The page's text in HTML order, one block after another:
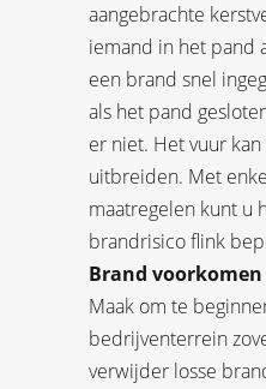
aangebrachte
iemand in het pand
een brand snel
als het pand
er niet. Het vuur
uitbreiden. Met
maatregelen kunt u
brandrisico flink
Brand voorkomen
Maak om te
bedrijventerrein
verwijder losse